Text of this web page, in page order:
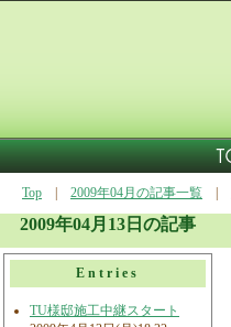
Top 2009年04月の記事一覧
2009年04月13日の記事
Entries
TU様邸施工中継スタート